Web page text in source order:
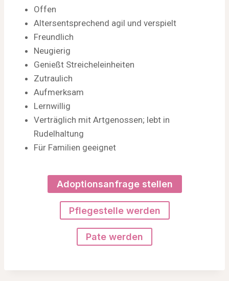
Offen
Altersentsprechend agil und verspielt
Freundlich
Neugierig
Genießt Streicheleinheiten
Zutraulich
Aufmerksam
Lernwillig
Verträglich mit Artgenossen; lebt in
Rudelhaltung
Für Familien geeignet
Adoptionsanfrage stellen
Pflegestelle werden
Pate werden